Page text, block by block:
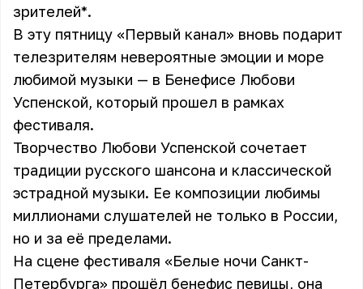
зрителей*.
В эту пятницу «Первый канал» вновь подарит
телезрителям невероятные эмоции и море
любимой музыки — в Бенефисе Любови
Успенской, который прошел в рамках
фестиваля.
Творчество Любови Успенской сочетает
традиции русского шансона и классической
эстрадной музыки. Ее композиции любимы
миллионами слушателей не только в России,
но и за её пределами.
На сцене фестиваля «Белые ночи Санкт-
Петербурга» прошёл бенефис певицы, она